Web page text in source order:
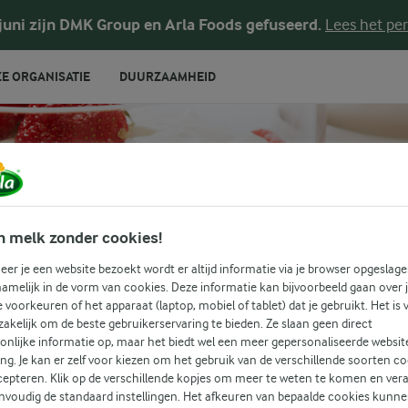
zijn DMK Group en Arla Foods gefuseerd. Lees het
ORGANISATIE DUURZAAMHEID
Luchtige toetjes
selectie aan luchtige toetjes en doe nieuwe ideeën op
om te serveren voor familie en vrienden – of om te
activiteit met de kinderen.
TOETJES
Zoek categorie
melk zonder cookies!
je een website bezoekt wordt er altijd informatie via je browser
in de vorm van cookies. Deze informatie kan bijvoorbeeld gaan over
voorkeuren of het apparaat (laptop, mobiel of tablet) dat je gebruikt. Het is
om de beste gebruikerservaring te bieden. Ze slaan geen direct
informatie op, maar het biedt wel een meer gepersonaliseerde
Je kan er zelf voor kiezen om het gebruik van de verschillende soorten
Klik op de verschillende kopjes om meer te weten te komen en
de standaard instellingen. Het afkeuren van bepaalde cookies